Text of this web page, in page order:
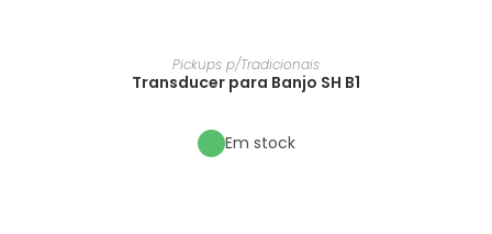
Pickups p/Tradicionais
Transducer para Banjo SH B1
Em stock